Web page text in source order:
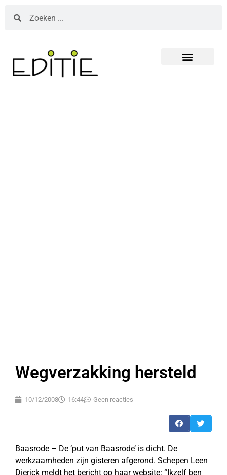
Wegverzakking hersteld
10/12/2008 16:44 Geen reacties
Baasrode – De ‘put van Baasrode’ is dicht. De
werkzaamheden zijn gisteren afgerond. Schepen Leen
Dierick meldt het bericht op haar website: “Ikzelf ben